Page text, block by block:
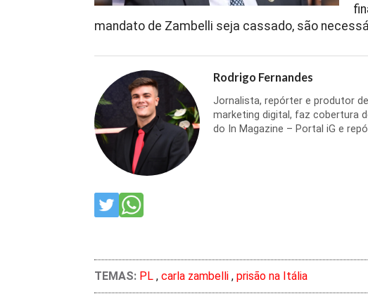
mandato de Zambelli seja cassado, são
Rodrigo Fernandes
Jornalista, repórter e produtor
marketing digital, faz cobertura
do In Magazine – Portal iG e
TEMAS: PL , carla zambelli , prisão na Itália